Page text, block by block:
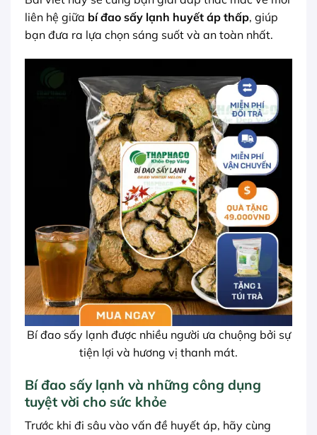
liên hệ giữa bí đao sấy lạnh huyết áp thấp, giúp
bạn đưa ra lựa chọn sáng suốt và an toàn nhất.
Bí đao sấy lạnh được nhiều người ưa chuộng bởi sự
tiện lợi và hương vị thanh mát.
Bí đao sấy lạnh và những công dụng
tuyệt vời cho sức khỏe
Trước khi đi sâu vào vấn đề huyết áp, hãy cùng